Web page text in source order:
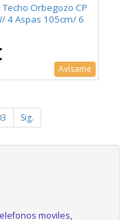
Orbegozo CP
4 Aspas 105cm/ 6
Avísame
Sig.
moviles,